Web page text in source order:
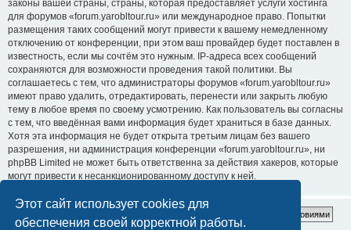
Этот сайт использует cookies для
обеспечения своей корректной работы.
законы вашей страны, страны, которая предоставляет услуги хостинга
для форумов «forum.yarobltour.ru» или международное право. Попытки
размещения таких сообщений могут привести к вашему немедленному
отключению от конференции, при этом ваш провайдер будет поставлен в
известность, если мы сочтём это нужным. IP-адреса всех сообщений
сохраняются для возможности проведения такой политики. Вы
соглашаетесь с тем, что администраторы форумов «forum.yarobltour.ru»
имеют право удалить, отредактировать, перенести или закрыть любую
тему в любое время по своему усмотрению. Как пользователь вы согласны
с тем, что введённая вами информация будет храниться в базе данных.
Хотя эта информация не будет открыта третьим лицам без вашего
разрешения, ни администрация конференции «forum.yarobltour.ru», ни
phpBB Limited не может быть ответственна за действия хакеров, которые
могут привести к несанкционированному доступу к ней.